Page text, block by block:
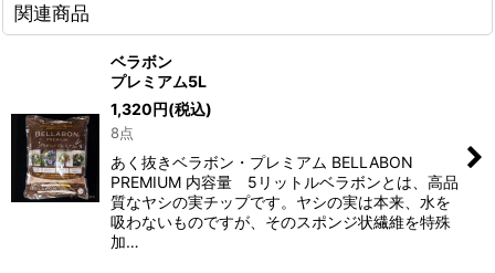
関連商品
ベラボン
プレミアム5L
1,320円(税込)
8点
あく抜きベラボン・プレミアム BELLABON
PREMIUM 内容量 5リットルベラボンとは、高品
質なヤシの実チップです。ヤシの実は本来、水を
吸わないものですが、そのスポンジ状繊維を特殊
加…